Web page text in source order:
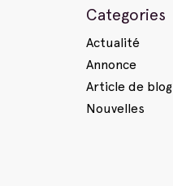
Categories
Actualité
Annonce
Article de blog
Nouvelles